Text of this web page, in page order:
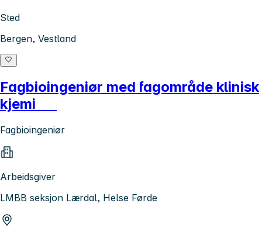
Sted
Bergen, Vestland
Fagbioingeniør med fagområde klinisk
kjemi
Fagbioingeniør
Arbeidsgiver
LMBB seksjon Lærdal, Helse Førde